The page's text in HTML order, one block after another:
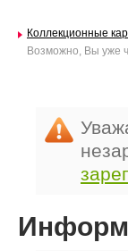
Коллекционные
Возможно, Вы уже